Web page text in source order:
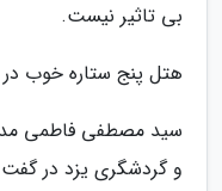
بی تاثیر نیست.
هتل پنج ستاره خوب در
سید مصطفی فاطمی
و گردشگری یزد در گفت